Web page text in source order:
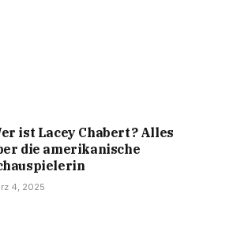
ist Lacey Chabert? Alles
die amerikanische
4, 2025